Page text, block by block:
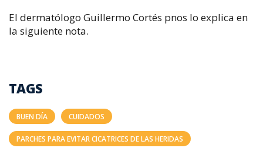
El dermatólogo Guillermo Cortés pnos lo explica en
la siguiente nota.
TAGS
BUEN DÍA CUIDADOS
PARCHES PARA EVITAR CICATRICES DE LAS HERIDAS